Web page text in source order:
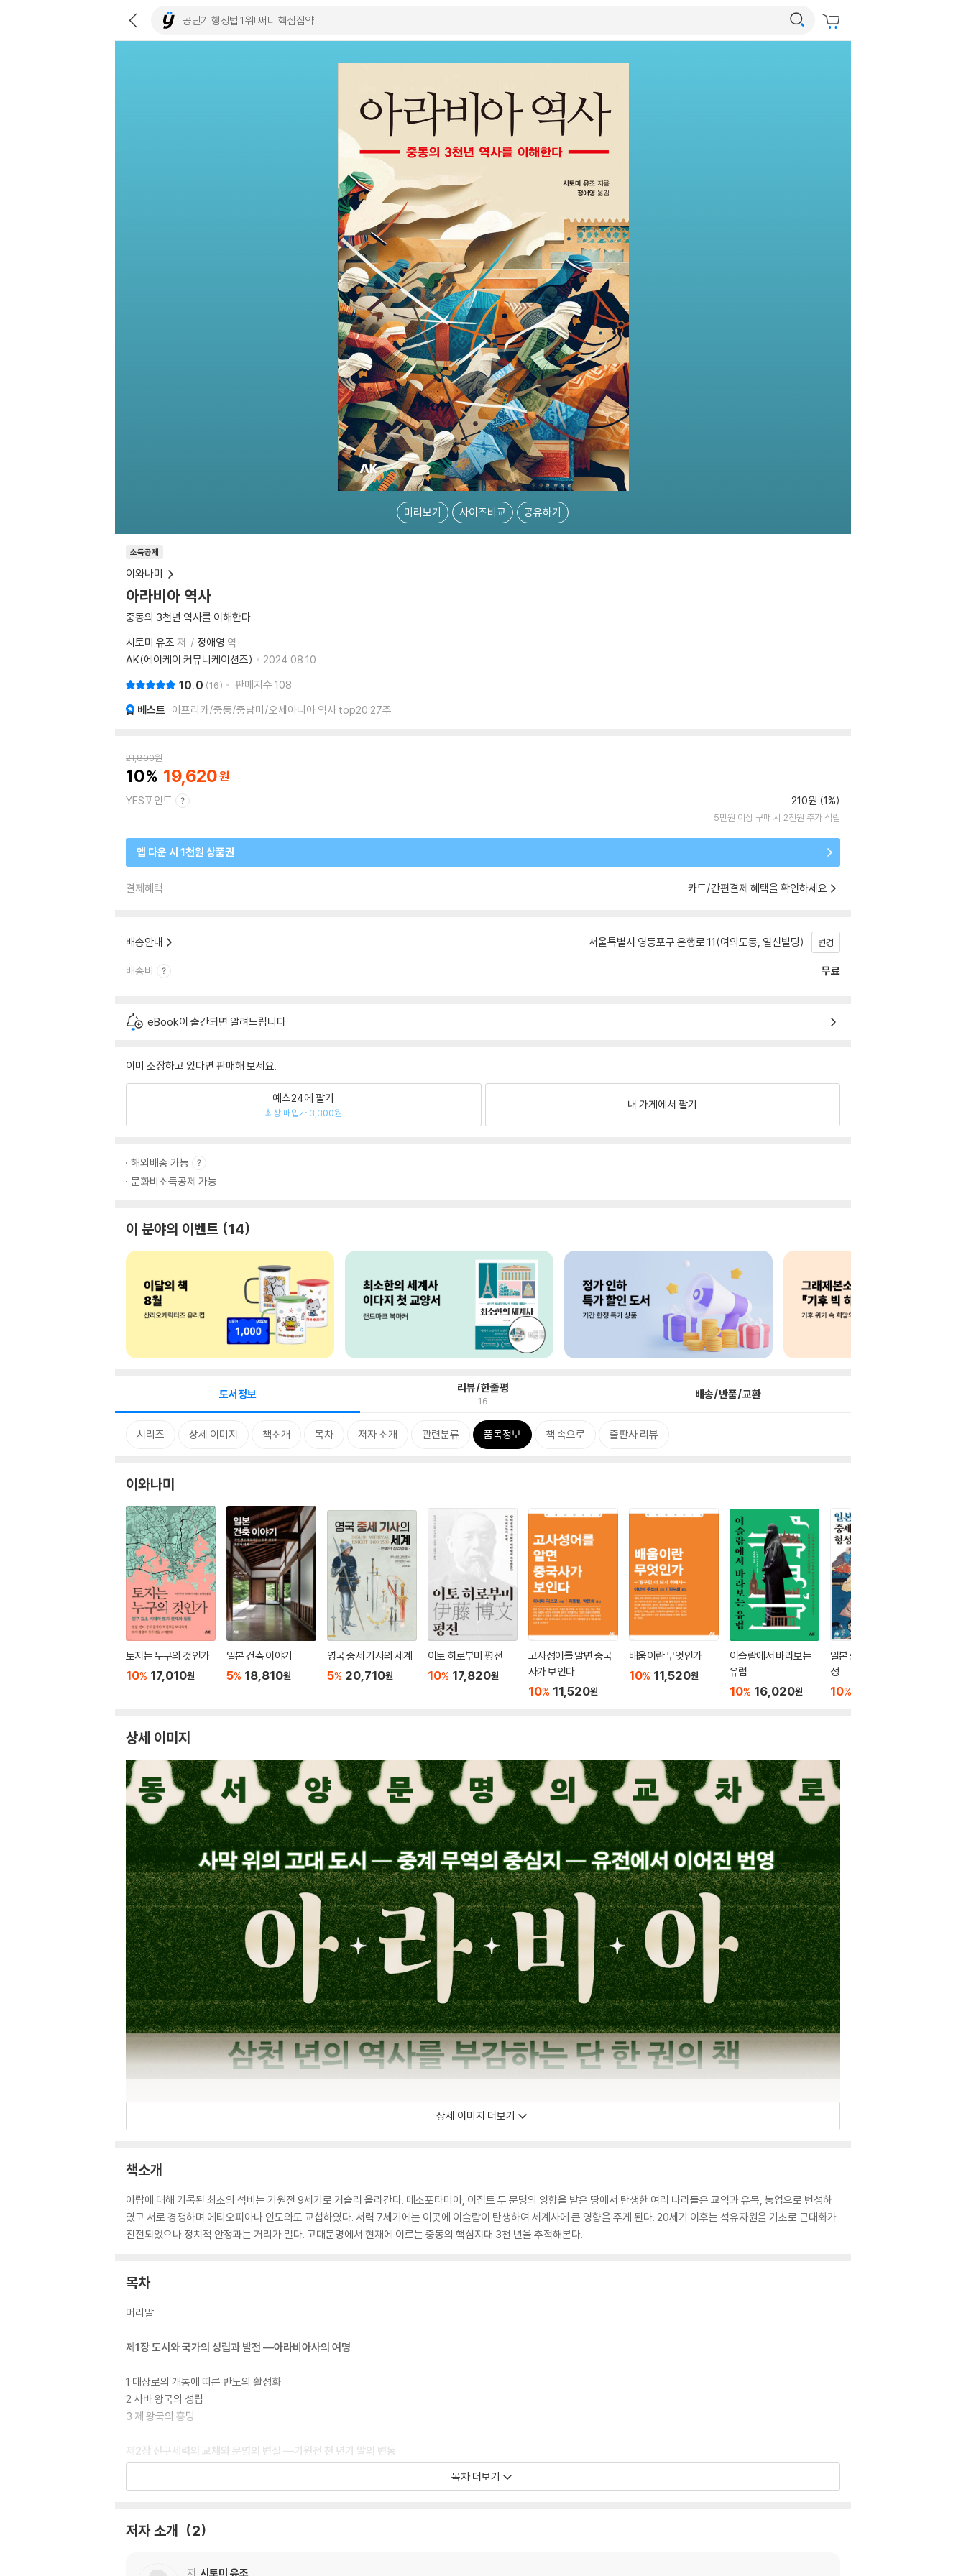
미리보기 사이즈비교 공유하기
소득공제
이와나미
아라비아 역사
중동의 3천년 역사를 이해한다
시토미 유조 저 정애영 역
AK(에이케이 커뮤니케이션즈)
2024.08.10.
10.0 16 판매지수 108
베스트 아프리카/중동/중남미/오세아니아 역사 top20 27주
21,800원
10 19,620
YES포인트 210원 (1%)
5만원 이상 구매 시 2천원 추가 적립
앱 다운 시 1천원 상품권
결제혜택 카드/간편결제 혜택을 확인하세요
배송안내 서울특별시 영등포구 은행로 11(여의도동, 일신빌딩) 변경
배송비 무료
eBook이 출간되면 알려드립니다.
이미 소장하고 있다면 판매해 보세요.
예스24에 팔기
최상 매입가 3,300원
내 가게에서 팔기
해외배송 가능
문화비소득공제 가능
이 분야의 이벤트 14
도서정보 리뷰/한줄평
16 배송/반품/교환
시리즈 상세 이미지 책소개 목차 저자 소개 관련분류 품목정보 책 속으로 출판사 리뷰
이와나미
토지는 누구의 것인가
10% 17,010원
일본 건축 이야기
5% 18,810원
영국 중세 기사의 세계
5% 20,710원
이토 히로부미 평전
10% 17,820원
고사성어를 알면 중국
사가 보인다
10% 11,520원
배움이란 무엇인가
10% 11,520원
이슬람에서 바라보는
유럽
10% 16,020원
일본 중세적 세계의 형
성
10%
상세 이미지
상세 이미지 더보기
책소개
아랍에 대해 기록된 최초의 석비는 기원전 9세기로 거슬러 올라간다. 메소포타미아, 이집트 두 문명의 영향을 받은 땅에서 탄생한 여러 나라들은 교역과 유목, 농업으로 번성하
였고 서로 경쟁하며 에티오피아나 인도와도 교섭하였다. 서력 7세기에는 이곳에 이슬람이 탄생하여 세계사에 큰 영향을 주게 된다. 20세기 이후는 석유자원을 기초로 근대화가
진전되었으나 정치적 안정과는 거리가 멀다. 고대문명에서 현재에 이르는 중동의 핵심지대 3천 년을 추적해본다.
목차
머리말
제1장 도시와 국가의 성립과 발전 ―아라비아사의 여명
1 대상로의 개통에 따른 반도의 활성화
2 사바 왕국의 성립
3 제 왕국의 흥망
제2장 신구세력의 교체와 문명의 변질 ―기원전 천 년기 말의 변동
목차 더보기
저자 소개 2
저 시토미 유조